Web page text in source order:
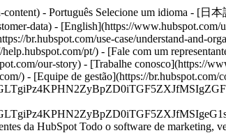
- Português Selecione um idioma - [日
data) - [English](https://www.hubspot.com/
br.hubspot.com/use-case/understand-and-
pt/) - [Fale com um
our-story) - [Trabalhe conosco](https://
) - [Equipe de gestão](https://
da HubSpot Todo o software de marketing,